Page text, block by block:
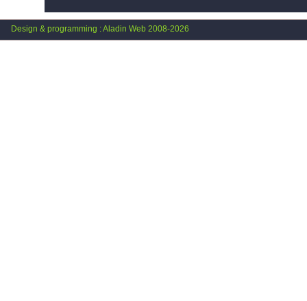
Design & programming : Aladin Web 2008-2026